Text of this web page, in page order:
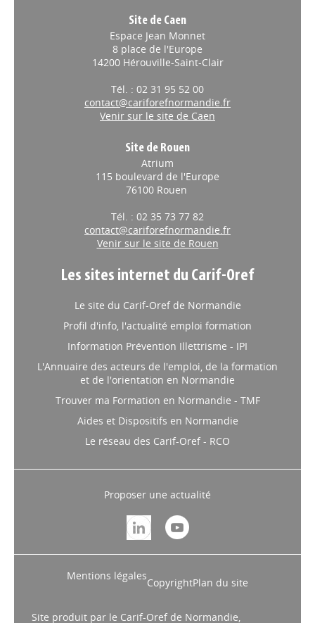
Site de Caen
Espace Jean Monnet
8 place de l'Europe
14200 Hérouville-Saint-Clair
Tél. : 02 31 95 52 00
contact@cariforefnormandie.fr
Venir sur le site de Caen
Site de Rouen
Atrium
115 boulevard de l'Europe
76100 Rouen
Tél. : 02 35 73 77 82
contact@cariforefnormandie.fr
Venir sur le site de Rouen
Les sites internet du Carif-Oref
Le site du Carif-Oref de Normandie
Profil d'info, l'actualité emploi formation
Information Prévention Illettrisme - IPI
L'Annuaire des acteurs de l'emploi, de la formation
et de l'orientation en Normandie
Trouver ma Formation en Normandie - TMF
Aides et Dispositifs en Normandie
Le réseau des Carif-Oref - RCO
Proposer une actualité
Mentions légales
CopyrightPlan du site
Site produit par le Carif-Oref de Normandie,